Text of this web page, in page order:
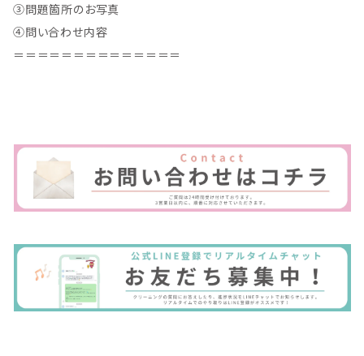
③問題箇所のお写真
④問い合わせ内容
＝＝＝＝＝＝＝＝＝＝＝＝＝＝